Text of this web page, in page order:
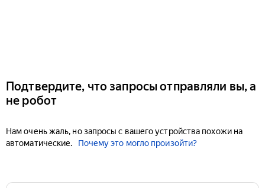
Подтвердите, что запросы отправляли вы, а
не робот
Нам очень жаль, но запросы с вашего устройства похожи на
автоматические.
Почему это могло произойти?